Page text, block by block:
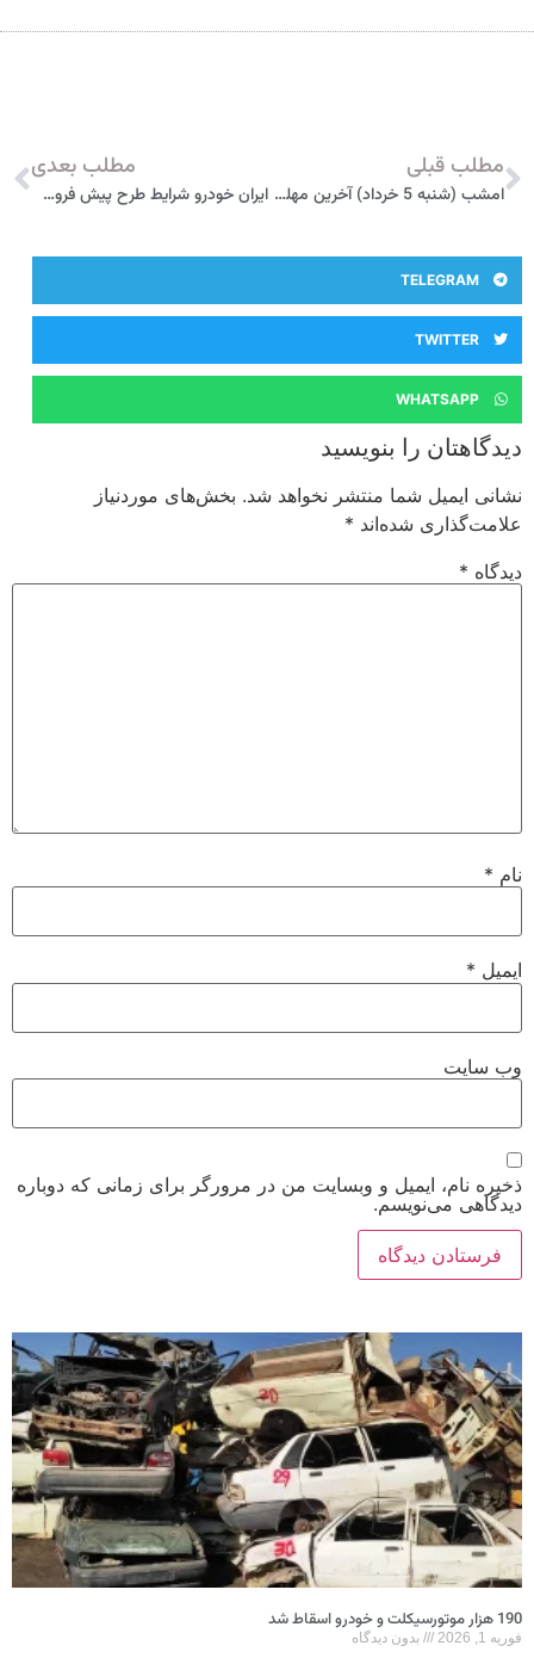
مطلب قبلی
امشب (شنبه 5 خرداد) آخرین مهلت ثبت‌نام خودروهای برقی/ مهلت تمدید نمی‌شود
مطلب بعدی
ایران خودرو شرایط طرح پیش فروش پژو ۲۰۷ اتوماتیک ویژه خرداد ۱۴۰۳ را اعلام کرد
TELEGRAM
TWITTER
WHATSAPP
دیدگاهتان را بنویسید
نشانی ایمیل شما منتشر نخواهد شد. بخش‌های موردنیاز
علامت‌گذاری شده‌اند*
دیدگاه*
نام*
ایمیل*
وب‌ سایت
ذخیره نام، ایمیل و وبسایت من در مرورگر برای زمانی که دوباره
دیدگاهی می‌نویسم.
190 هزار موتورسیکلت و خودرو اسقاط شد
فوریه 1, 2026 بدون دیدگاه